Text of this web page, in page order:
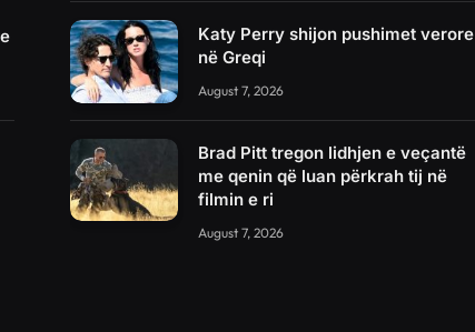
Katy Perry shijon pushimet verore
në Greqi
August 7, 2026
Brad Pitt tregon lidhjen e veçantë
me qenin që luan përkrah tij në
filmin e ri
August 7, 2026